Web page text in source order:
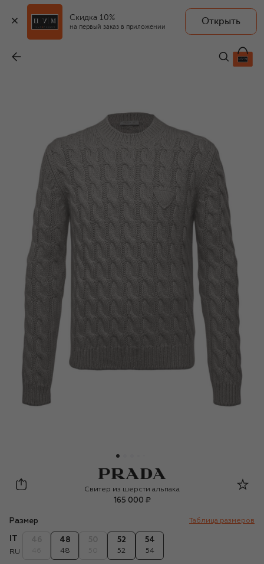
Скидка 10%
на первый заказ в приложении
Открыть
165 000 ₽
Prada
Свитер из шерсти альпака
165 000 ₽
Размер Таблица размеров
RU
48
48
52
52
54
54